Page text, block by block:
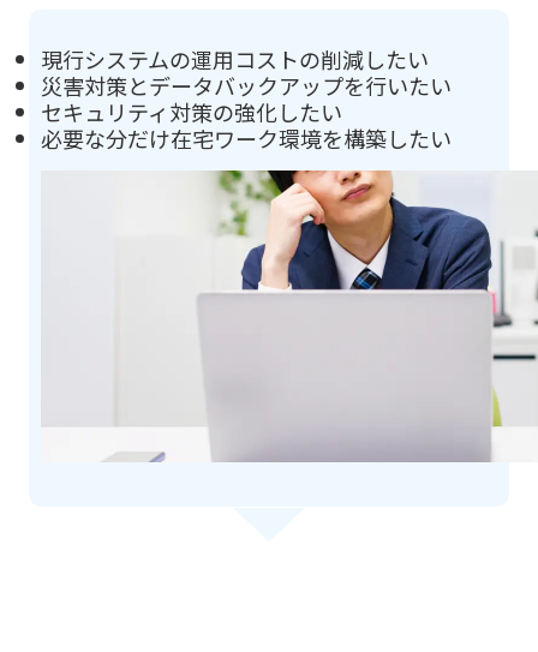
現行システムの運用コストの削減したい
災害対策とデータバックアップを行いたい
セキュリティ対策の強化したい
必要な分だけ在宅ワーク環境を構築したい